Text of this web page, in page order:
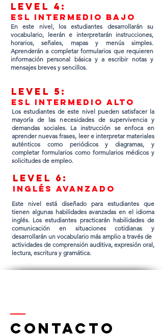
Lev el 4:
ESL intermedio bajo
En este nivel, los estudiantes desarrollarán su
vocabulario, leerán e interpretarán instrucciones,
horarios, señales, mapas y menús simples.
Aprenderán a completar formularios que requieren
información personal básica y a escribir notas y
mensajes breves y sencillos.
Lev el 5:
ESL intermedio alto
Los estudiantes de este nivel pueden satisfacer la
mayoría de las necesidades de supervivencia y
demandas sociales. La instrucción se enfoca en
aprender nuevas frases, leer e interpretar materiales
auténticos como periódicos y diagramas, y
completar formularios como formularios médicos y
solicitudes de empleo.
Lev el 6:
inglés avanzado
Este nivel está diseñado para estudiantes que
tienen algunas habilidades avanzadas en el idioma
inglés. Los estudiantes practicarán habilidades de
comunicación en situaciones cotidianas y
desarrollarán un vocabulario más amplio a través de
actividades de comprensión auditiva, expresión oral,
lectura, escritura y gramática.
Contacto